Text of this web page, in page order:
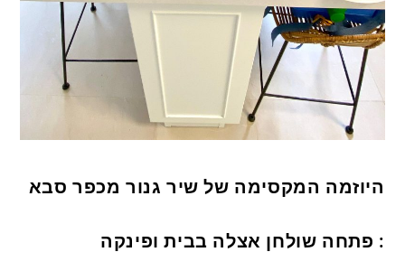
היוזמה המקסימה של שיר גנור מכפר סבא
: פתחה שולחן אצלה בבית ופינקה